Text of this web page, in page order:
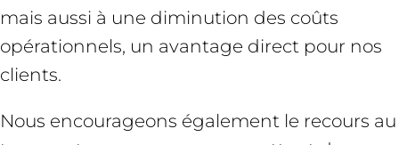
mais aussi à une diminution des coûts
opérationnels, un avantage direct pour nos
clients.
Nous encourageons également le recours au